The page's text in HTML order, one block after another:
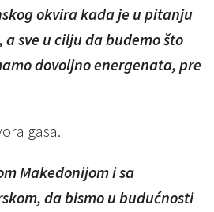
okvira kada je u pitanju
sve u cilju da budemo što
dovoljno energenata, pre
gasa.
Makedonijom i sa
da bismo u budućnosti